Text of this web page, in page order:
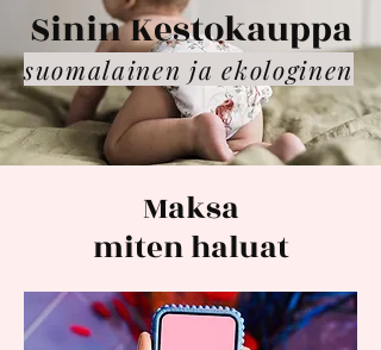
Sinin Kestokauppa
suomalainen ja ekologinen
Maksa
miten haluat